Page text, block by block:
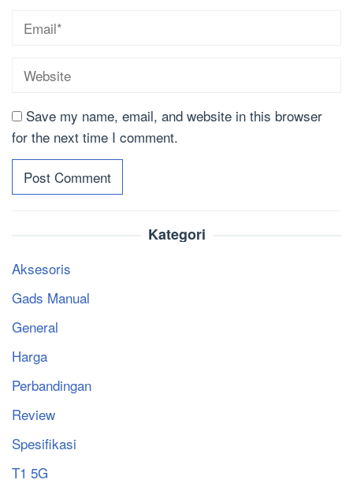
Save my name, email, and website in this browser
for the next time I comment.
Kategori
Aksesoris
Gads Manual
General
Harga
Perbandingan
Review
Spesifikasi
T1 5G